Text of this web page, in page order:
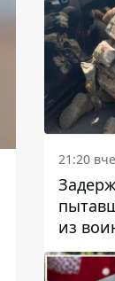
21:20
из
за 7
них